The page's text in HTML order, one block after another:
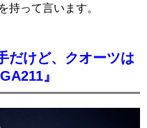
持って言います。
だけど、クオーツは
』